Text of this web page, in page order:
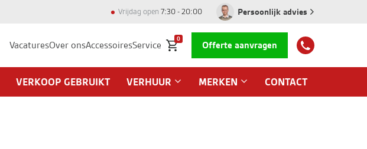
Vrijdag open 7:30 - 20:00 Persoonlijk advies
VacaturesOver onsAccessoiresService
0
Offerte aanvragen
VERKOOP GEBRUIKT VERHUUR MERKEN CONTACT